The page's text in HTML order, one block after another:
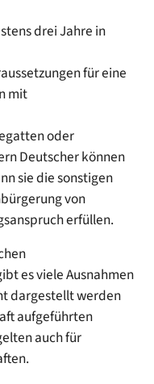
drei Jahre in
für eine
mit
oder
Deutscher können
sie die sonstigen
von
erfüllen.
es viele Ausnahmen
dargestellt werden
aufgeführten
auch für